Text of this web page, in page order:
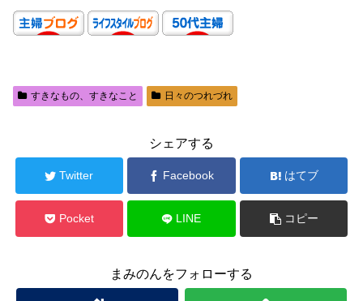
すきなもの、すきなこと 日々のつれづれ
シェアする
Twitter Facebook はてブ
Pocket LINE コピー
まみのんをフォローする